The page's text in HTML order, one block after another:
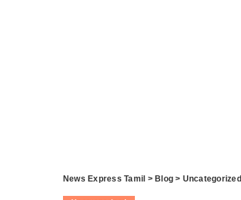
News Express Tamil > Blog > Uncategorized